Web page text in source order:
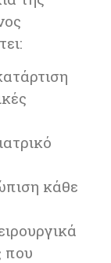
κάθε
που